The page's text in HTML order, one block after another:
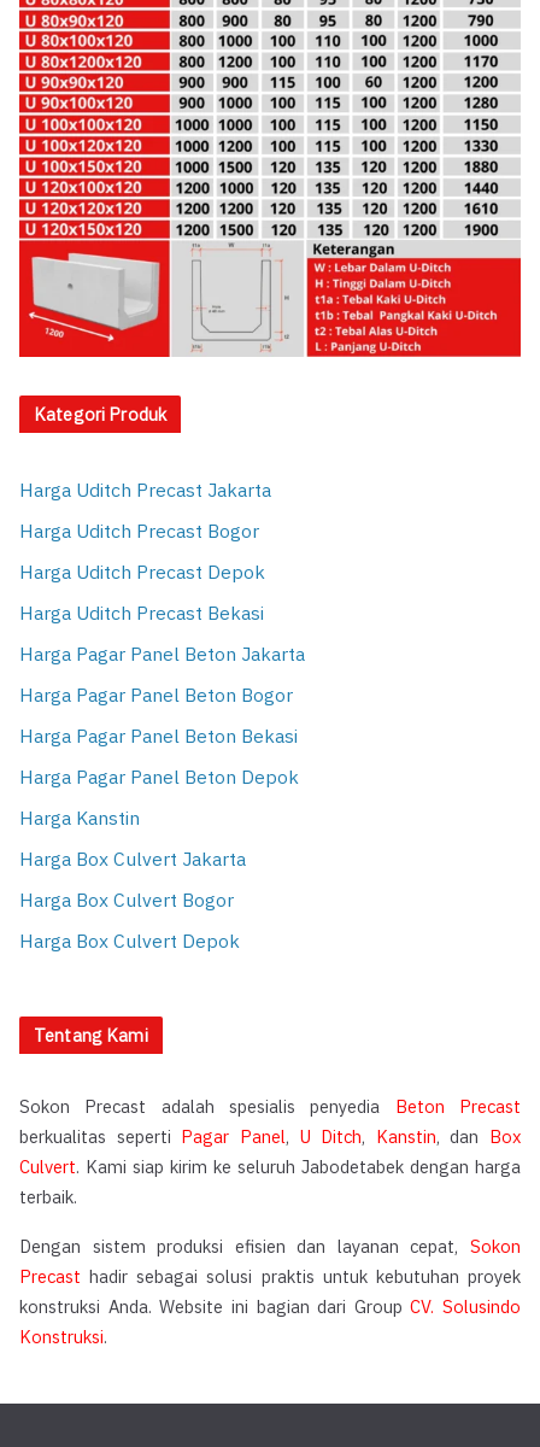
Kategori Produk
Harga Uditch Precast Jakarta
Harga Uditch Precast Bogor
Harga Uditch Precast Depok
Harga Uditch Precast Bekasi
Harga Pagar Panel Beton Jakarta
Harga Pagar Panel Beton Bogor
Harga Pagar Panel Beton Bekasi
Harga Pagar Panel Beton Depok
Harga Kanstin
Harga Box Culvert Jakarta
Harga Box Culvert Bogor
Harga Box Culvert Depok
Tentang Kami
Sokon Precast adalah spesialis penyedia Beton Precast
berkualitas seperti Pagar Panel, U Ditch, Kanstin, dan Box
Culvert. Kami siap kirim ke seluruh Jabodetabek dengan harga
terbaik.
Dengan sistem produksi efisien dan layanan cepat, Sokon
Precast hadir sebagai solusi praktis untuk kebutuhan proyek
konstruksi Anda. Website ini bagian dari GroupCV. Solusindo
Konstruksi.